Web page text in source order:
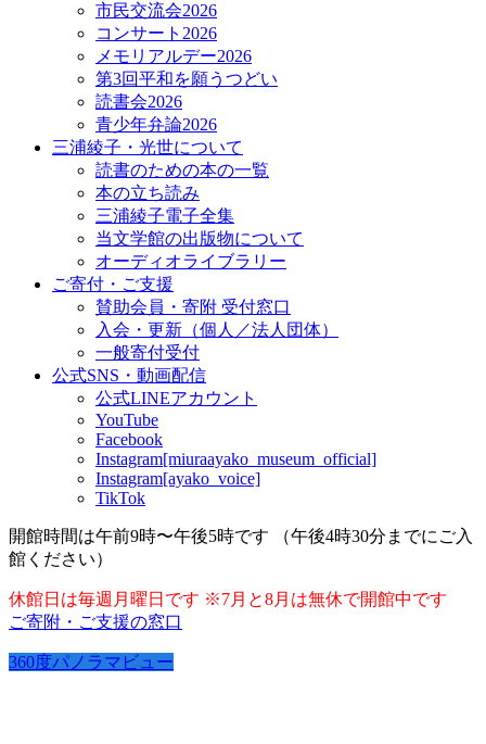
市民交流会2026
コンサート2026
メモリアルデー2026
第3回平和を願うつどい
読書会2026
青少年弁論2026
三浦綾子・光世について
読書のための本の一覧
本の立ち読み
三浦綾子電子全集
当文学館の出版物について
オーディオライブラリー
ご寄付・ご支援
賛助会員・寄附 受付窓口
入会・更新（個人／法人団体）
一般寄付受付
公式SNS・動画配信
公式LINEアカウント
YouTube
Facebook
Instagram[miuraayako_museum_official]
Instagram[ayako_voice]
TikTok
開館時間は午前9時〜午後5時です （午後4時30分までにご入
館ください）
休館日は毎週月曜日です ※7月と8月は無休で開館中です
ご寄附・ご支援の窓口
360度パノラマビュー